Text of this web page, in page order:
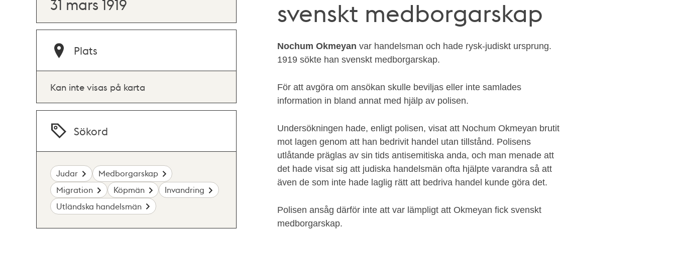
svenskt medborgarskap
Nochum Okmeyan var handelsman och hade rysk-judiskt ursprung.
1919 sökte han svenskt medborgarskap.
För att avgöra om ansökan skulle beviljas eller inte samlades
information in bland annat med hjälp av polisen.
Undersökningen hade, enligt polisen, visat att Nochum Okmeyan brutit
mot lagen genom att han bedrivit handel utan tillstånd. Polisens
utlåtande präglas av sin tids antisemitiska anda, och man menade att
det hade visat sig att judiska handelsmän ofta hjälpte varandra så att
även de som inte hade laglig rätt att bedriva handel kunde göra det.
Polisen ansåg därför inte att var lämpligt att Okmeyan fick svenskt
medborgarskap.
31 mars 1919
Plats
Kan inte visas på karta
Sökord
Judar
Medborgarskap
Migration
Köpmän
Invandring
Utländska handelsmän